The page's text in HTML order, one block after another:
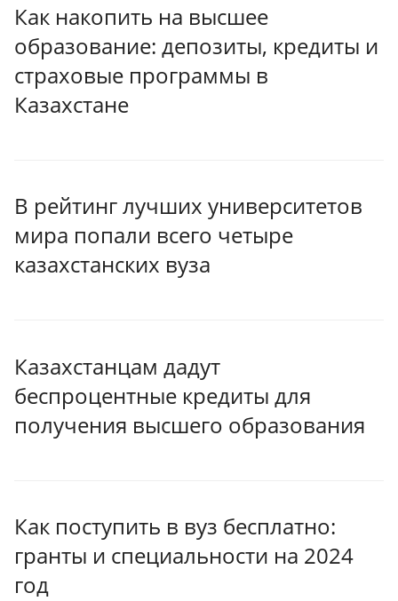
Как накопить на высшее
образование: депозиты, кредиты и
страховые программы в
Казахстане
В рейтинг лучших университетов
мира попали всего четыре
казахстанских вуза
Казахстанцам дадут
беспроцентные кредиты для
получения высшего образования
Как поступить в вуз бесплатно:
гранты и специальности на 2024
год